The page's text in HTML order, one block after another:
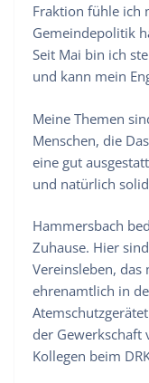
Fraktion fühle ich
Gemeindepolitik
Seit Mai bin ich
und kann mein
Meine Themen
Menschen, die
eine gut
und natürlich
Hammersbach
Zuhause. Hier
Vereinsleben, das
ehrenamtlich in
der Gewerkschaft
Kollegen beim